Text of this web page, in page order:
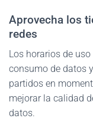
Aprovecha los
redes
Los horarios de
consumo de datos
partidos en
mejorar la calidad
datos.